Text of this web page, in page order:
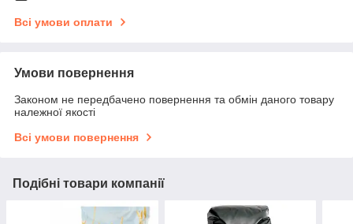
Всі умови оплати
Умови повернення
Законом не передбачено повернення та обмін даного товару
належної якості
Всі умови повернення
Подібні товари компанії